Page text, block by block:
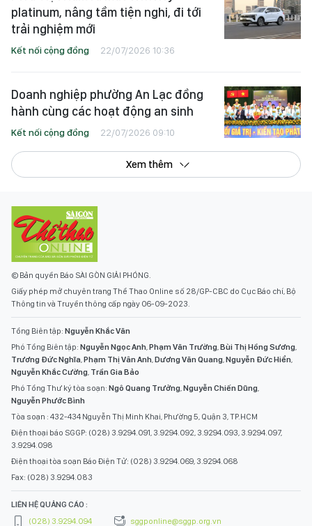
platinum, nâng tầm tiện nghi, đi tới
trải nghiệm mới
Kết nối cộng đồng 22/07/2026 10:36
Doanh nghiệp phường An Lạc đồng
hành cùng các hoạt động an sinh
Kết nối cộng đồng 22/07/2026 09:10
Xem thêm
© Bản quyền Báo SÀI GÒN GIẢI PHÓNG.
Giấy phép mở chuyên trang Thể Thao Online số 28/GP-CBC do Cục Báo chí, Bộ
Thông tin và Truyền thông cấp ngày 06-09-2023.
Tổng Biên tập: Nguyễn Khắc Văn
Phó Tổng Biên tập: Nguyễn Ngọc Anh,Phạm Văn Trường,Bùi Thị Hồng Sương,
Trương Đức Nghĩa,Phạm Thị Vân Anh,Dương Văn Quang,Nguyễn Đức Hiển,
Nguyễn Khắc Cường, Trần Gia Bảo
Phó Tổng Thư ký tòa soạn: Ngô Quang Trưởng,Nguyễn Chiến Dũng,
Nguyễn Phước Bình
Tòa soạn : 432-434 Nguyễn Thị Minh Khai, Phường 5, Quận 3, TP.HCM
Điện thoại báo SGGP: (028) 3.9294.091, 3.9294.092, 3.9294.093, 3.9294.097,
3.9294.098
Điện thoại tòa soạn Báo Điện Tử: (028) 3.9294.069, 3.9294.068
Fax: (028) 3.9294.083
LIÊN HỆ QUẢNG CÁO :
(028) 3.9294.094
sggponline@sggp.org.vn